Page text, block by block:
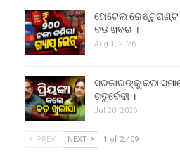
ହୋଟେଲ
ବଡ ଖବର ।
Aug 1, 2026
ସରକାରଙ୍କୁ କଡା
ଚତୁର୍ବେଦୀ ।
Jul 20, 2026
PREV NEXT 1 of 2,409